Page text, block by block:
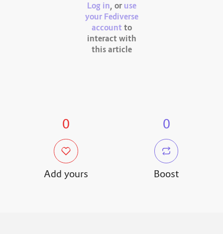
Log in, or use
your Fediverse
account to
interact with
this article
0
Add yours
0
Boost